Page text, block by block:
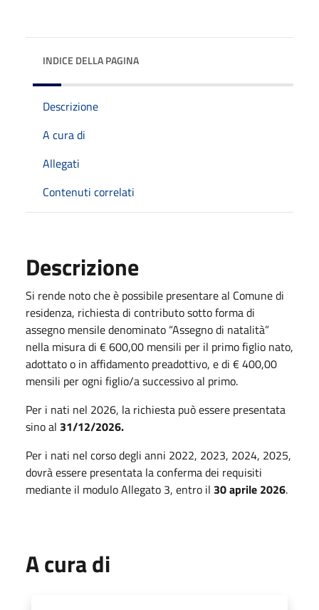
INDICE DELLA PAGINA
Descrizione
A cura di
Allegati
Contenuti correlati
Descrizione
Si rende noto che è possibile presentare al Comune di
residenza, richiesta di contributo sotto forma di
assegno mensile denominato “Assegno di natalità”
nella misura di € 600,00 mensili per il primo figlio nato,
adottato o in affidamento preadottivo, e di € 400,00
mensili per ogni figlio/a successivo al primo.
Per i nati nel 2026, la richiesta può essere presentata
sino al 31/12/2026.
Per i nati nel corso degli anni 2022, 2023, 2024, 2025,
dovrà essere presentata la conferma dei requisiti
mediante il modulo Allegato 3, entro il 30 aprile 2026.
A cura di